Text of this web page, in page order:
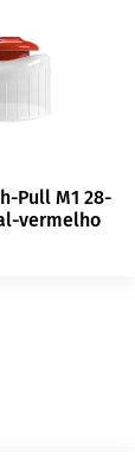
Pull M1 28-
vermelho